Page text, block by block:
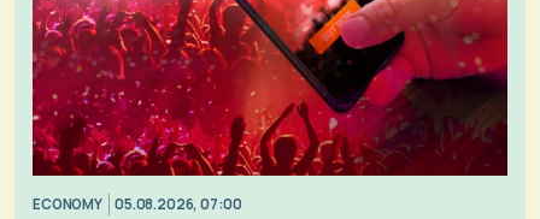
ECONOMY 05.08.2026, 07:00